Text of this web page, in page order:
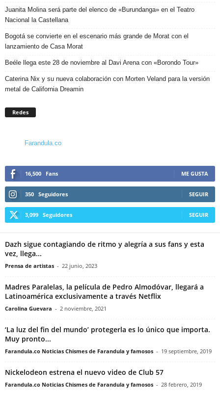
Juanita Molina será parte del elenco de «Burundanga» en el Teatro
Nacional la Castellana
Bogotá se convierte en el escenario más grande de Morat con el
lanzamiento de Casa Morat
Beéle llega este 28 de noviembre al Davi Arena con «Borondo Tour»
Caterina Nix y su nueva colaboración con Morten Veland para la versión
metal de California Dreamin
Redes
Farandula.co
16,500 Fans ME GUSTA
350 Seguidores SEGUIR
3,099 Seguidores SEGUIR
Dazh sigue contagiando de ritmo y alegría a sus fans y esta
vez, llega...
Prensa de artistas - 22 junio, 2023
Madres Paralelas, la película de Pedro Almodóvar, llegará a
Latinoamérica exclusivamente a través Netflix
Carolina Guevara - 2 noviembre, 2021
‘La luz del fin del mundo’ protegerla es lo único que importa.
Muy pronto...
Farandula.co Noticias Chismes de Farandula y famosos - 19 septiembre, 2019
Nickelodeon estrena el nuevo video de Club 57
Farandula.co Noticias Chismes de Farandula y famosos - 28 febrero, 2019